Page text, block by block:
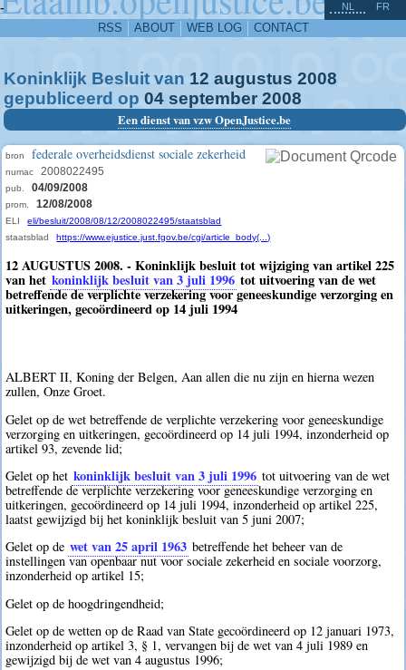
-
RSS ABOUT WEB LOG CONTACT
NL FR
Koninklijk Besluit van 12 augustus 2008
gepubliceerd op 04 september 2008
Een dienst van vzw OpenJustice.be
bron federale overheidsdienst sociale zekerheid
numac 2008022495
pub. 04/09/2008
prom. 12/08/2008
ELI
eli/besluit/2008/08/12/2008022495/staatsblad
staatsblad
https://www.ejustice.just.fgov.be/cgi/article_body(...)
12 AUGUSTUS 2008. - Koninklijk besluit tot wijziging van artikel 225
van het koninklijk besluit van 3 juli 1996 tot uitvoering van de wet
betreffende de verplichte verzekering voor geneeskundige verzorging en
uitkeringen, gecoördineerd op 14 juli 1994
ALBERT II, Koning der Belgen, Aan allen die nu zijn en hierna wezen
zullen, Onze Groet.
Gelet op de wet betreffende de verplichte verzekering voor geneeskundige
verzorging en uitkeringen, gecoördineerd op 14 juli 1994, inzonderheid op
artikel 93, zevende lid;
Gelet op het koninklijk besluit van 3 juli 1996 tot uitvoering van de wet
betreffende de verplichte verzekering voor geneeskundige verzorging en
uitkeringen, gecoördineerd op 14 juli 1994, inzonderheid op artikel 225,
laatst gewijzigd bij het koninklijk besluit van 5 juni 2007;
Gelet op de wet van 25 april 1963 betreffende het beheer van de
instellingen van openbaar nut voor sociale zekerheid en sociale voorzorg,
inzonderheid op artikel 15;
Gelet op de hoogdringendheid;
Gelet op de wetten op de Raad van State gecoördineerd op 12 januari 1973,
inzonderheid op artikel 3, § 1, vervangen bij de wet van 4 juli 1989 en
gewijzigd bij de wet van 4 augustus 1996;
^